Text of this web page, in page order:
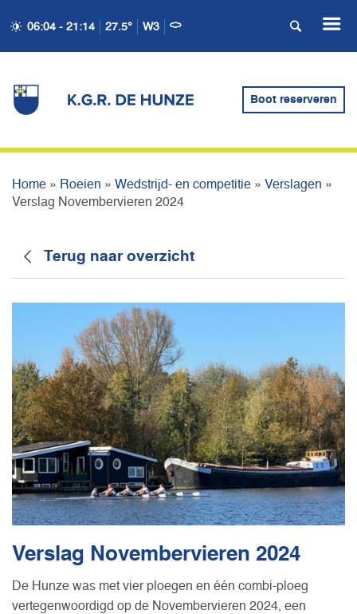
06:04 - 21:14 27.5° W3
Boot reserveren
VERSLAG
Home » Roeien » Wedstrijd- en competitie » Verslagen »
Verslag Novembervieren 2024
Terug naar overzicht
Verslag Novembervieren 2024
De Hunze was met vier ploegen en één combi-ploeg
vertegenwoordigd op de Novembervieren 2024, een